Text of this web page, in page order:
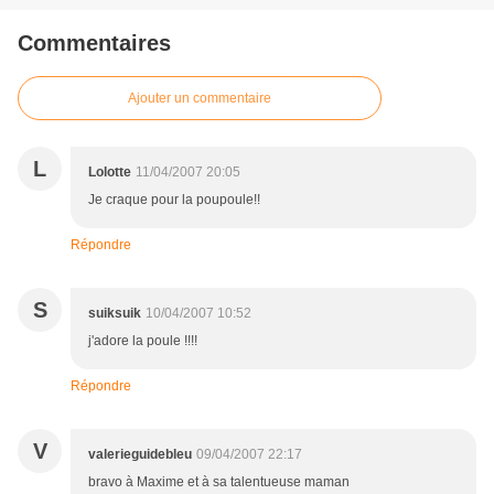
Commentaires
Ajouter un commentaire
L Lolotte 11/04/2007 20:05
Je craque pour la poupoule!!
Répondre
S suiksuik 10/04/2007 10:52
j'adore la poule !!!!
Répondre
V valerieguidebleu 09/04/2007 22:17
bravo à Maxime et à sa talentueuse maman